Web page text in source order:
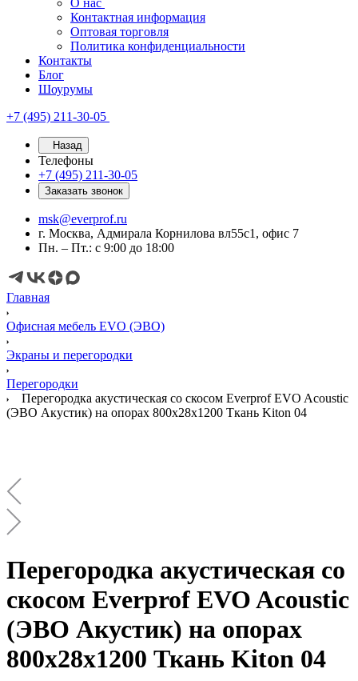
О нас
Контактная информация
Оптовая торговля
Политика конфиденциальности
Контакты
Блог
Шоурумы
+7 (495) 211-30-05
Назад
Телефоны
+7 (495) 211-30-05
Заказать звонок
msk@everprof.ru
г. Москва, Адмирала Корнилова вл55с1, офис 7
Пн. – Пт.: с 9:00 до 18:00
Главная
Офисная мебель EVO (ЭВО)
Экраны и перегородки
Перегородки
Перегородка акустическая со скосом Everprof EVO Acoustic
(ЭВО Акустик) на опорах 800х28х1200 Ткань Kiton 04
Перегородка акустическая со
скосом Everprof EVO Acoustic
(ЭВО Акустик) на опорах
800х28х1200 Ткань Kiton 04